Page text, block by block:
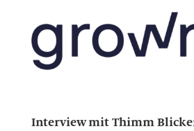
Interview mit Thimm